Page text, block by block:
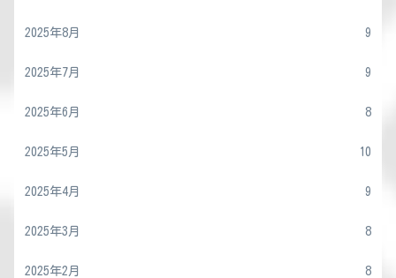
2025年8月 9
2025年7月 9
2025年6月 8
2025年5月 10
2025年4月 9
2025年3月 8
2025年2月 8